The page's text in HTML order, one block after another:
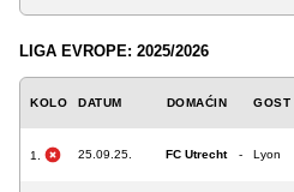
LIGA EVROPE: 2025/2026
KOLO DATUM DOMAĆIN GOST
1. 25.09.25. FC Utrecht - Lyon